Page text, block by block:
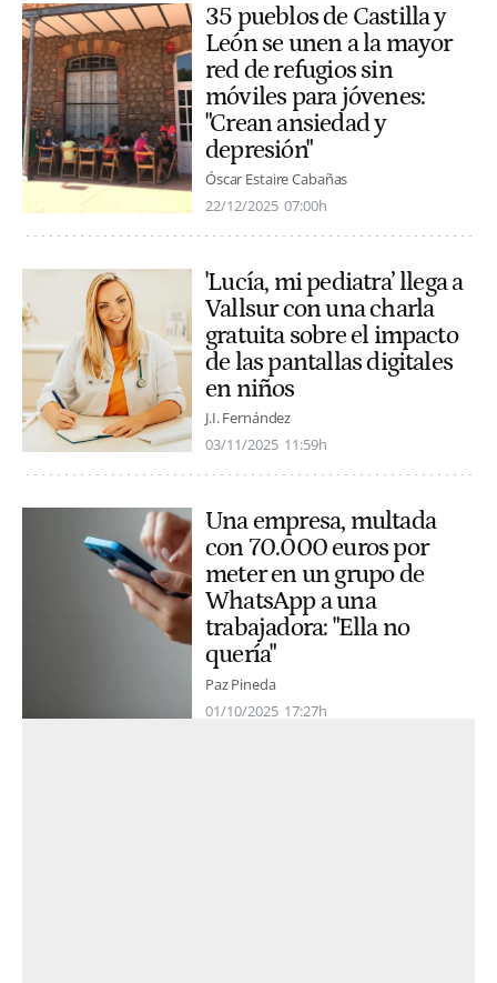
35 pueblos de Castilla y
León se unen a la mayor
red de refugios sin
móviles para jóvenes:
"Crean ansiedad y
depresión"
Óscar Estaire Cabañas
22/12/2025 07:00h
'Lucía, mi pediatra’ llega a
Vallsur con una charla
gratuita sobre el impacto
de las pantallas digitales
en niños
J.I. Fernández
03/11/2025 11:59h
Una empresa, multada
con 70.000 euros por
meter en un grupo de
WhatsApp a una
trabajadora: "Ella no
quería"
Paz Pineda
01/10/2025 17:27h